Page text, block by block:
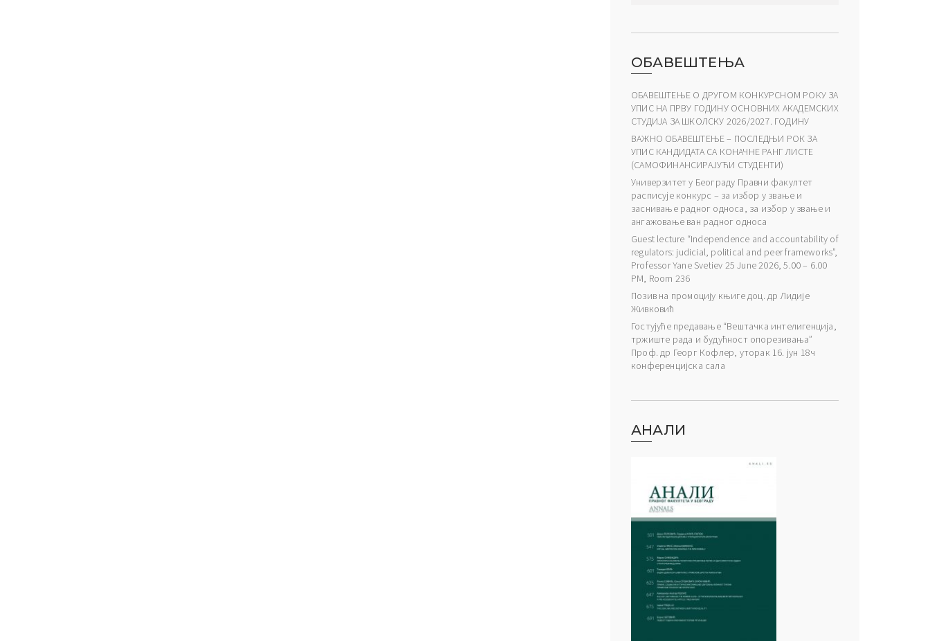
ОБАВЕШТЕЊА
ОБАВЕШТЕЊЕ О ДРУГОМ КОНКУРСНОМ РОКУ ЗА
УПИС НА ПРВУ ГОДИНУ ОСНОВНИХ АКАДЕМСКИХ
СТУДИЈА ЗА ШКОЛСКУ 2026/2027. ГОДИНУ
ВАЖНО ОБАВЕШТЕЊЕ – ПОСЛЕДЊИ РОК ЗА
УПИС КАНДИДАТА СА КОНАЧНЕ РАНГ ЛИСТЕ
(САМОФИНАНСИРАЈУЋИ СТУДЕНТИ)
Универзитет у Београду Правни факултет
расписује конкурс – за избор у звање и
заснивање радног односа, за избор у звање и
ангажовање ван радног односа
Guest lecture “Independence and accountability of
regulators: judicial, political and peer frameworks”,
Professor Yane Svetiev 25 June 2026, 5.00 – 6.00
PM, Room 236
Позив на промоцију књиге доц. др Лидије
Живковић
Гостујуће предавање “Вештачка интелигенција,
тржиште рада и будућност опорезивања”
Проф. др Георг Кофлер, уторак 16. јун 18ч
конференцијска сала
АНАЛИ